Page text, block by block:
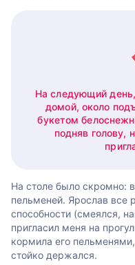
На следующий
домой, около
букетом
подняв голову,
На столе было скромно:
пельменей. Ярослав все
способности (смеялся,
пригласил меня на
кормила его
стойко держался.